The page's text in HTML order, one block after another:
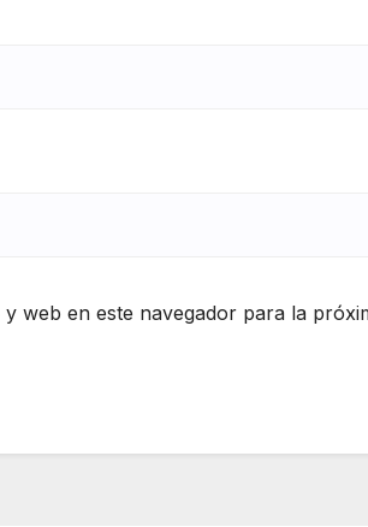
web en este navegador para la